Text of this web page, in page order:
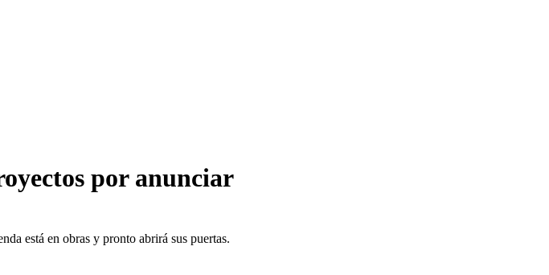
por anunciar
está en obras y pronto abrirá sus puertas.